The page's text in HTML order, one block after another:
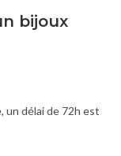
bijoux
un délai de 72h est